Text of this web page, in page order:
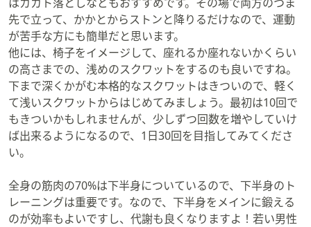
先で立って、かかとからストンと降りるだけなので、運動
が苦手な方にも簡単だと思います。
他には、椅子をイメージして、座れるか座れないかくらい
の高さまでの、浅めのスクワットをするのも良いですね。
下まで深くかがむ本格的なスクワットはきついので、軽く
て浅いスクワットからはじめてみましょう。最初は10回で
もきついかもしれませんが、少しずつ回数を増やしていけ
ば出来るようになるので、1日30回を目指してみてくださ
い。
全身の筋肉の70%は下半身についているので、下半身のト
レーニングは重要です。なので、下半身をメインに鍛える
のが効率もよいですし、代謝も良くなりますよ！若い男性